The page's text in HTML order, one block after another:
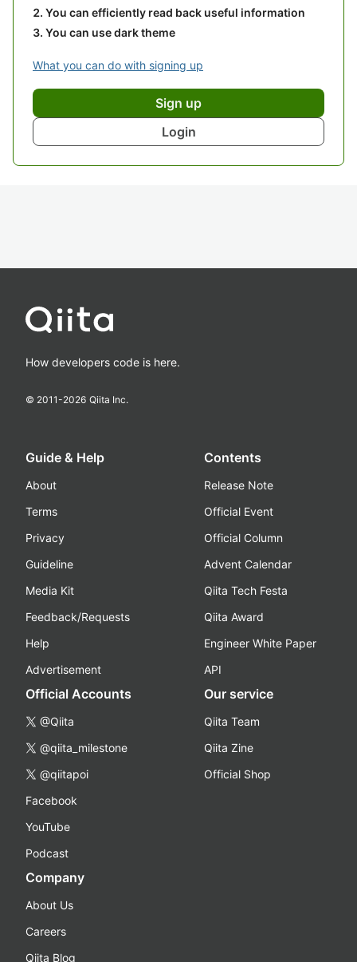
You can efficiently read back useful information
You can use dark theme
What you can do with signing up
Sign up
Login
How developers code is here.
© 2011-2026 Qiita Inc.
Guide & Help
About
Terms
Privacy
Guideline
Media Kit
Feedback/Requests
Help
Advertisement
Contents
Release Note
Official Event
Official Column
Advent Calendar
Qiita Tech Festa
Qiita Award
Engineer White Paper
API
Official Accounts
@Qiita
@qiita_milestone
@qiitapoi
Facebook
YouTube
Podcast
Our service
Qiita Team
Qiita Zine
Official Shop
Company
About Us
Careers
Qiita Blog